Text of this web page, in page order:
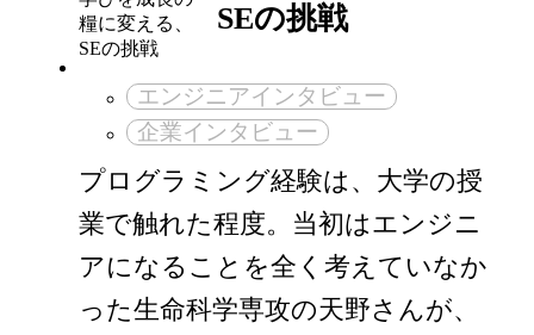
SEの挑戦
エンジニアインタビュー
企業インタビュー
プログラミング経験は、大学の授
業で触れた程度。当初はエンジニ
アになることを全く考えていなか
った生命科学専攻の天野さんが、